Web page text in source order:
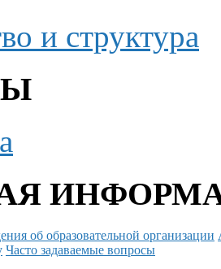
и структура
об образовательной организации
Часто задаваемые вопросы